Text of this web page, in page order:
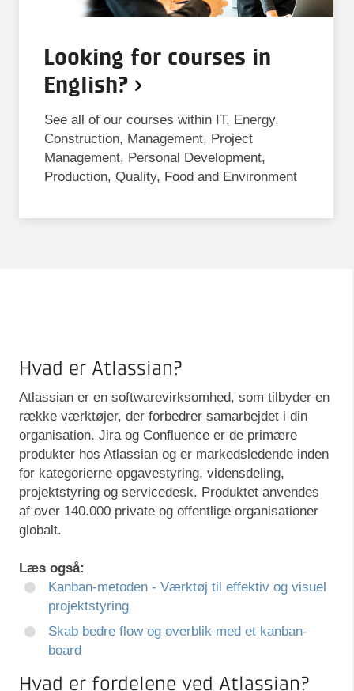
Looking for courses in
English?
See all of our courses within IT, Energy,
Construction, Management, Project
Management, Personal Development,
Production, Quality, Food and Environment
Hvad er Atlassian?
Atlassian er en softwarevirksomhed, som tilbyder en
række værktøjer, der forbedrer samarbejdet i din
organisation. Jira og Confluence er de primære
produkter hos Atlassian og er markedsledende inden
for kategorierne opgavestyring, vidensdeling,
projektstyring og servicedesk. Produktet anvendes
af over 140.000 private og offentlige organisationer
globalt.
Læs også:
Kanban-metoden - Værktøj til effektiv og visuel
projektstyring
Skab bedre flow og overblik med et kanban-
board
Hvad er fordelene ved Atlassian?